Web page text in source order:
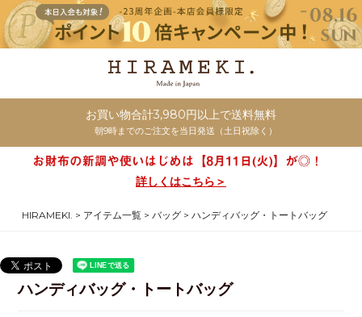
お買い物合計3,980円以上で送料無料
朝9時までのご注文を当日発送（土日祝除く）
詳しくはこちら＞
HIRAMEKI. アイテム一覧 バッグ ハンディバッグ・トートバッグ
ハンディバッグ・トートバッグ